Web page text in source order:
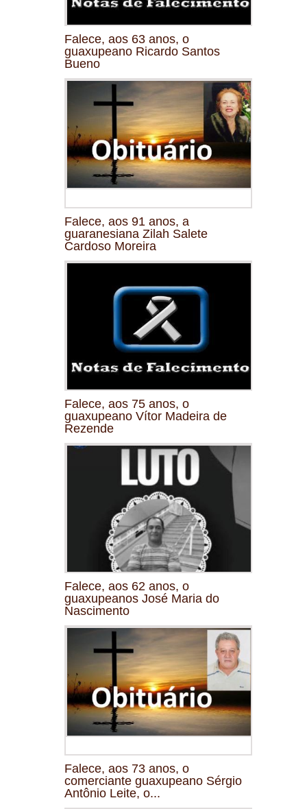
Falece, aos 63 anos, o
guaxupeano Ricardo Santos
Bueno
Falece, aos 91 anos, a
guaranesiana Zilah Salete
Cardoso Moreira
Falece, aos 75 anos, o
guaxupeano Vítor Madeira de
Rezende
Falece, aos 62 anos, o
guaxupeanos José Maria do
Nascimento
Falece, aos 73 anos, o
comerciante guaxupeano Sérgio
Antônio Leite, o...